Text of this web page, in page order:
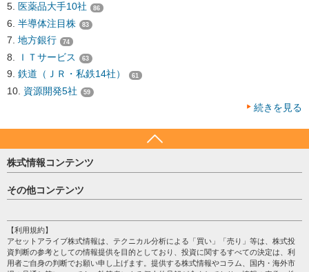
医薬品大手10社 86
半導体注目株 83
地方銀行 74
ＩＴサービス 63
鉄道（ＪＲ・私鉄14社） 61
資源開発5社 59
続きを見る
株式情報コンテンツ
日経平均
売買シグナル
注目銘柄
株テーマ情報
海外市況
投資カレンダー
その他コンテンツ
個人情報保護方針
プライバシーポリシー
会社案内
【利用規約】
アセットアライブ株式情報は、テクニカル分析による「買い」「売り」等は、株式投
資判断の参考としての情報提供を目的としており、投資に関するすべての決定は、利
用者ご自身の判断でお願い申し上げます。提供する株式情報やコラム、国内・海外市